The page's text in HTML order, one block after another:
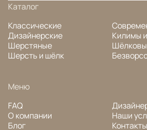
Каталог
Классические
Дизайнерские
Шерстяные
Шерсть и шёлк
Килимы
Меню
FAQ
О компании
Блог
Наши
Контакты